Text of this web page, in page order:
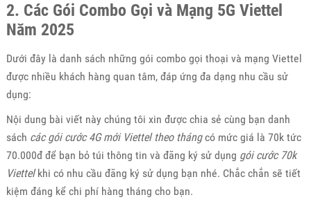
2. Các Gói Combo Gọi và Mạng 5G Viettel
Năm 2025
Dưới đây là danh sách những gói combo gọi thoại và mạng Viettel
được nhiều khách hàng quan tâm, đáp ứng đa dạng nhu cầu sử
dụng:
Nội dung bài viết này chúng tôi xin được chia sẻ cùng bạn danh
sách các gói cước 4G mới Viettel theo thángcó mức giá là 70k tức
70.000đ để bạn bỏ túi thông tin và đăng ký sử dụng gói cước 70k
Viettelkhi có nhu cầu đăng ký sử dụng bạn nhé. Chắc chắn sẽ tiết
kiệm đáng kể chi phí hàng tháng cho bạn.